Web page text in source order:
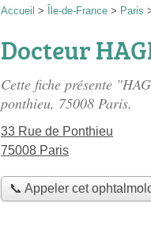
Accueil > Île-de-France > Paris
Docteur
Cette fiche présente
ponthieu, 75008 Paris.
33 Rue de Ponthieu
75008 Paris
📞 Appeler cet